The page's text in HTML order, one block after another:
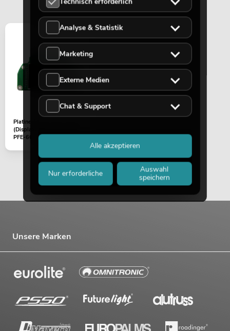
Platine
(Display/Steuerung) LED
PFE-60 RGBW Profile
Unsere Marken
Analyse & Statistik
Marketing
Externe Medien
Chat & Support
Nur erforderliche
Auswahl
speichern
Alle akzeptieren